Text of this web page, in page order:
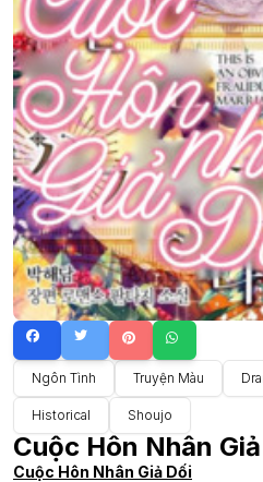
Ngôn Tình Truyện Màu
Historical Shoujo
Cuộc Hôn Nhân
Cuộc Hôn Nhân Giả Dối